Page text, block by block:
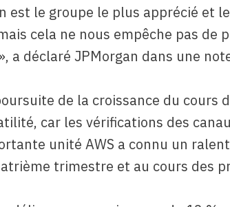
est le groupe le plus apprécié et
cela ne nous empêche pas
a déclaré JPMorgan dans une
de la croissance du cours
car les vérifications des
unité AWS a connu un
trimestre et au cours des